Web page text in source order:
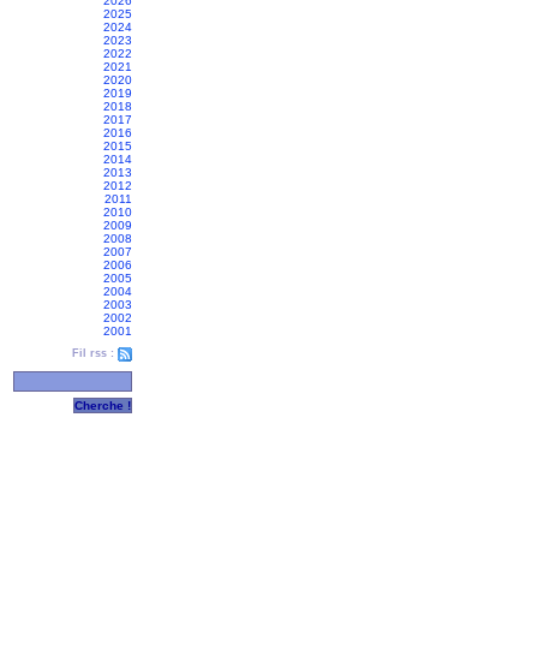
2025
2024
2023
2022
2021
2020
2019
2018
2017
2016
2015
2014
2013
2012
2011
2010
2009
2008
2007
2006
2005
2004
2003
2002
2001
Fil rss :